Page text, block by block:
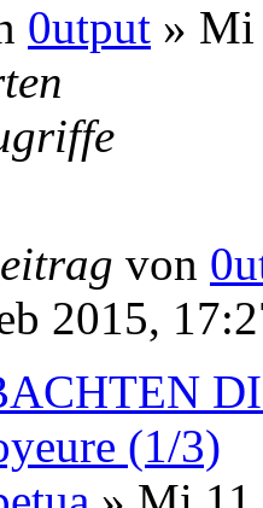
0utput » Mi
von
2015,
(1/3)